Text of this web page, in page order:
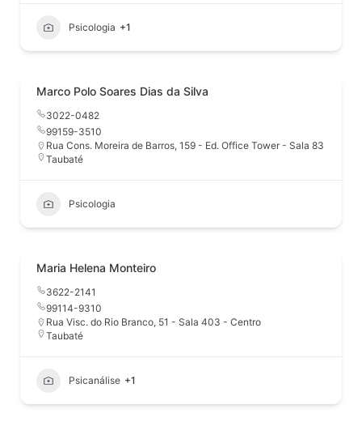
Psicologia +1
Marco Polo Soares Dias da Silva
3022-0482
99159-3510
Rua Cons. Moreira de Barros, 159 - Ed. Office Tower - Sala 83
Taubaté
Psicologia
Maria Helena Monteiro
3622-2141
99114-9310
Rua Visc. do Rio Branco, 51 - Sala 403 - Centro
Taubaté
Psicanálise +1